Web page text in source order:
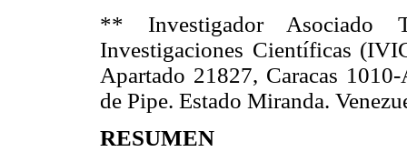
** Investigador Asociado
Investigaciones Científicas
Apartado 21827, Caracas
de Pipe. Estado Miranda.
RESUMEN